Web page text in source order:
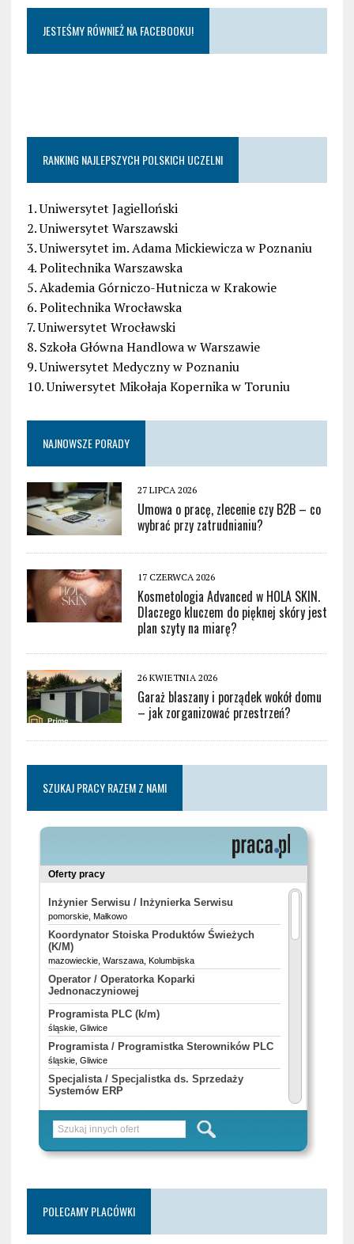
JESTEŚMY RÓWNIEŻ NA FACEBOOKU!
RANKING NAJLEPSZYCH POLSKICH UCZELNI
1. Uniwersytet Jagielloński
2. Uniwersytet Warszawski
3. Uniwersytet im. Adama Mickiewicza w Poznaniu
4. Politechnika Warszawska
5. Akademia Górniczo-Hutnicza w Krakowie
6. Politechnika Wrocławska
7. Uniwersytet Wrocławski
8. Szkoła Główna Handlowa w Warszawie
9. Uniwersytet Medyczny w Poznaniu
10. Uniwersytet Mikołaja Kopernika w Toruniu
NAJNOWSZE PORADY
27 LIPCA 2026
Umowa o pracę, zlecenie czy B2B – co
wybrać przy zatrudnianiu?
17 CZERWCA 2026
Kosmetologia Advanced w HOLA SKIN.
Dlaczego kluczem do pięknej skóry jest
plan szyty na miarę?
26 KWIETNIA 2026
Garaż blaszany i porządek wokół domu
– jak zorganizować przestrzeń?
SZUKAJ PRACY RAZEM Z NAMI
POLECAMY PLACÓWKI